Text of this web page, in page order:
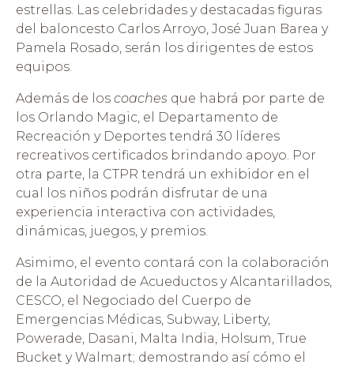
estrellas. Las celebridades y destacadas figuras
del baloncesto Carlos Arroyo, José Juan Barea y
Pamela Rosado, serán los dirigentes de estos
equipos.
Además de los coaches que habrá por parte de
los Orlando Magic, el Departamento de
Recreación y Deportes tendrá 30 líderes
recreativos certificados brindando apoyo. Por
otra parte, la CTPR tendrá un exhibidor en el
cual los niños podrán disfrutar de una
experiencia interactiva con actividades,
dinámicas, juegos, y premios.
Asimimo, el evento contará con la colaboración
de la Autoridad de Acueductos y Alcantarillados,
CESCO, el Negociado del Cuerpo de
Emergencias Médicas, Subway, Liberty,
Powerade, Dasani, Malta India, Holsum, True
Bucket y Walmart; demostrando así cómo el